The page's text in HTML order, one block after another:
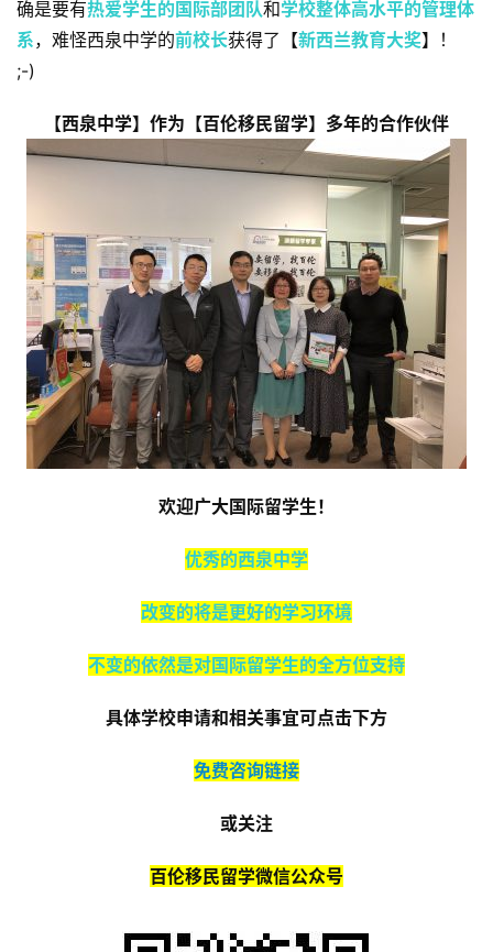
确是要有热爱学生的国际部团队和学校整体高水平的管理体
系，难怪西泉中学的前校长获得了【新西兰教育大奖】！
;-)
【西泉中学】作为【百伦移民留学】多年的合作伙伴
欢迎广大国际留学生！
优秀的西泉中学
改变的将是更好的学习环境
不变的依然是对国际留学生的全方位支持
具体学校申请和相关事宜可点击下方
免费咨询链接
或关注
百伦移民留学微信公众号